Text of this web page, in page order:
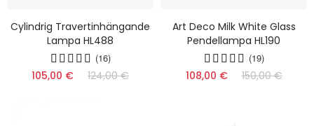
Cylindrig Travertinhängande
Lampa HL488
(16)
105,00 € 124,00 €
Art Deco Milk White Glass
Pendellampa HL190
(19)
108,00 € 150,00 €